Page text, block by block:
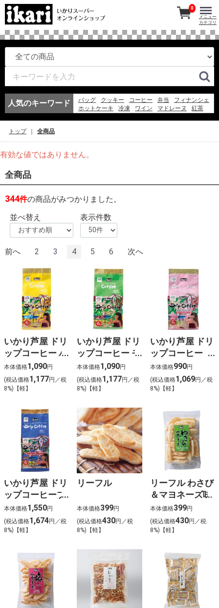
人気のキーワード バッグ クッキー コーヒー 弁当
フィナンシェ
ホットケーキ
冷凍 ワイン マドレーヌ
紅茶
0
メニュー
カテゴリ
トップ 全商品
有効な値ではありません。
全商品
344件の商品がみつかりました。
並べ替え
表示件数
前へ 2 3 4 5 6 次へ
いかり芦屋 ドリ
ップコーヒー バ
ニラキャラメル
(8袋入)
本体価格1,090円
(税込価格1,177円／税
8%)【軽】
いかり芦屋 ドリ
ップコーヒー モ
カブレンド（10
袋入）
本体価格1,090円
(税込価格1,177円／税
8%)【軽】
いかり芦屋 ドリ
ップコーヒー
カフェインレス
本体価格990円
(税込価格1,069円／税
8%)【軽】
いかり芦屋 ドリ
ップコーヒーブ
ルーマウンテン
No.1ブレンド
本体価格1,550円
(税込価格1,674円／税
8%)【軽】
リーフル
本体価格399円
(税込価格430円／税
8%)【軽】
リーフル わさび
＆マヨネーズ味
本体価格399円
(税込価格430円／税
8%)【軽】